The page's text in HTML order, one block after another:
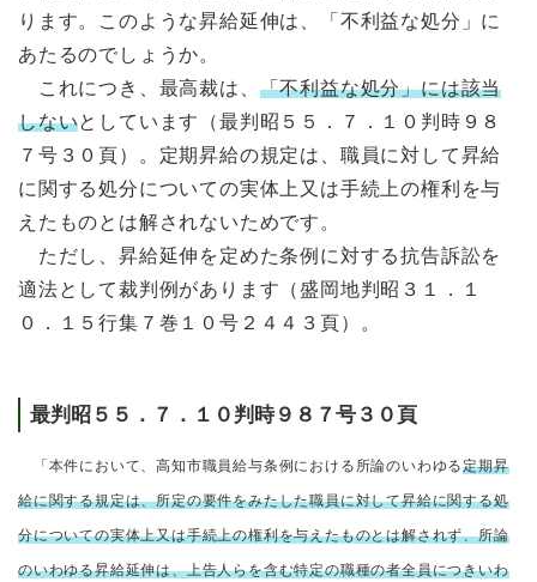
ります。このような昇給延伸は、「不利益な処分」に
あたるのでしょうか。
これにつき、最高裁は、 「不利益な処分」には該当
しないとしています（最判昭５５．７．１０判時９８
７号３０頁）。定期昇給の規定は、職員に対して昇給
に関する処分についての実体上又は手続上の権利を与
えたものとは解されないためです。
ただし、昇給延伸を定めた条例に対する抗告訴訟を
適法として裁判例があります（盛岡地判昭３１．１
０．１５行集７巻１０号２４４３頁）。
最判昭５５．７．１０判時９８７号３０頁
「本件において、高知市職員給与条例における所論のいわゆる定期昇
給に関する規定は、所定の要件をみたした職員に対して昇給に関する処
分についての実体上又は手続上の権利を与えたものとは解されず、所論
のいわゆる昇給延伸は、上告人らを含む特定の職種の者全員につきいわ